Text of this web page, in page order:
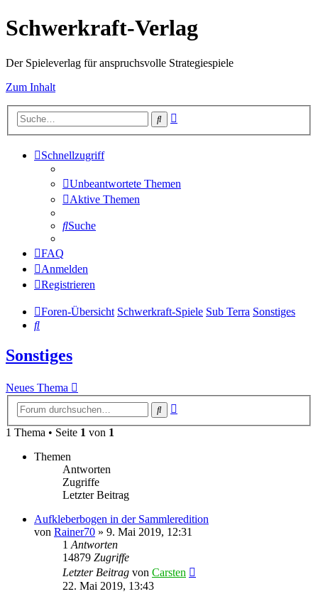
Schwerkraft-Verlag
Der Spieleverlag für anspruchsvolle Strategiespiele
Zum Inhalt
Suche
Schnellzugriff
Unbeantwortete Themen
Aktive Themen
Suche
FAQ
Anmelden
Registrieren
Foren-Übersicht Schwerkraft-Spiele Sub Terra Sonstiges
Suche
Sonstiges
Neues Thema
Suche
1 Thema • Seite 1 von 1
Themen
Antworten
Zugriffe
Letzter Beitrag
Aufkleberbogen in der Sammleredition
von Rainer70 » 9. Mai 2019, 12:31
1 Antworten
14879 Zugriffe
Letzter Beitrag von Carsten
22. Mai 2019, 13:43